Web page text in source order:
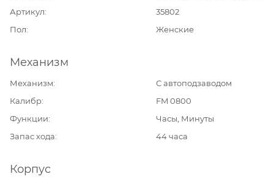
Артикул
35802
Пол
Женские
Механизм
Механизм
С автоподзаводом
Калибр
FM 0800
Функции
Часы, Минуты
Запас хода
44 часа
Корпус